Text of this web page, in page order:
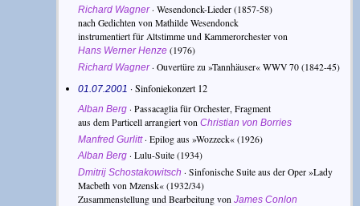
Richard Wagner·Wesendonck-Lieder (1857-58)
nach Gedichten von Mathilde Wesendonck
instrumentiert für Altstimme und Kammerorchester von
Hans Werner Henze (1976)
Richard Wagner·Ouvertüre zu »Tannhäuser« WWV 70 (1842-45)
01.07.2001 · Sinfoniekonzert 12
Alban Berg ·Passacaglia für Orchester, Fragment
aus dem Particell arrangiert vonChristian von Borries
Manfred Gurlitt·Epilog aus »Wozzeck« (1926)
Alban Berg ·Lulu-Suite (1934)
Dmitrij Schostakowitsch ·Sinfonische Suite aus der Oper »Lady
Macbeth von Mzensk« (1932/34)
Zusammenstellung und Bearbeitung vonJames Conlon